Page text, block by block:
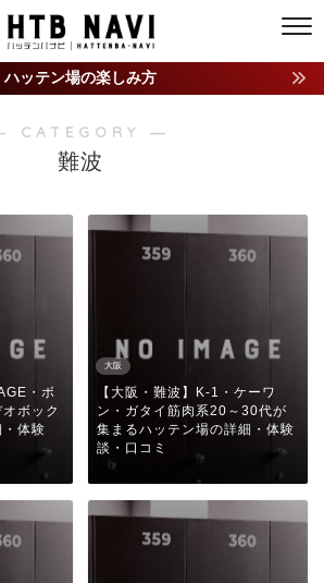
ハッテン場の楽しみ方
CATEGORY ―
難波
・ボ
ボック
体験
大阪
【大阪・難波】K-1・ケーワ
ン・ガタイ筋肉系20～30代が
集まるハッテン場の詳細・体験
談・口コミ